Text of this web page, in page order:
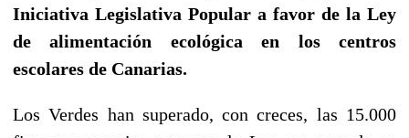
Iniciativa Legislativa Popular a favor de la Ley
de alimentación ecológica en los centros
escolares de Canarias.
Los Verdes han superado, con creces, las 15.000